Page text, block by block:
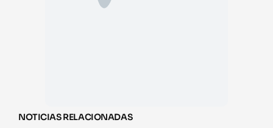
NOTICIAS RELACIONADAS